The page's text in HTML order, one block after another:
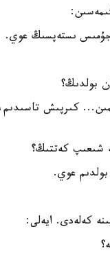
ىستەپسىڭ عوي.
بولدىڭ؟
كىرپىش
كەتتىڭ؟
عوي.
كەلەدى. ايەلى: